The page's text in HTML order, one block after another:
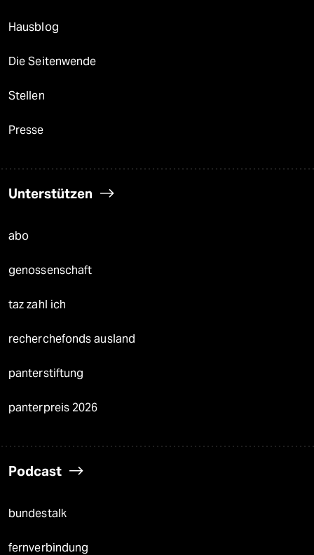
Hausblog
Die Seitenwende
Stellen
Presse
Unterstützen
abo
genossenschaft
taz zahl ich
recherchefonds ausland
panterstiftung
panterpreis 2026
Podcast
bundestalk
fernverbindung